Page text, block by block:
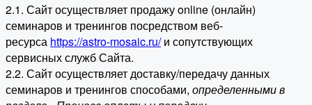
2.1. Сайт осуществляет продажу online (онлайн)
семинаров и тренингов посредством веб-
ресурса https://astro-mosaic.ru/и сопутствующих
сервисных служб Сайта.
2.2. Сайт осуществляет доставку/передачу данных
семинаров и тренингов способами, определенными в